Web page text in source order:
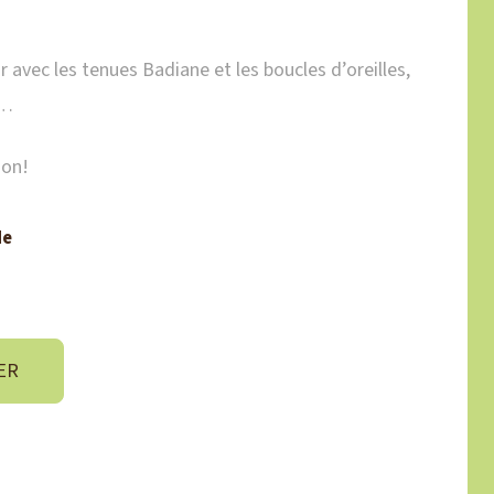
les tenues Badiane et les boucles d’oreilles,